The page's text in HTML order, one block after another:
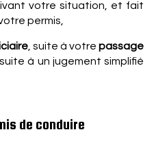
votre situation, et fait
permis,
, suite à votre passage
à un jugement simplifié
de conduire